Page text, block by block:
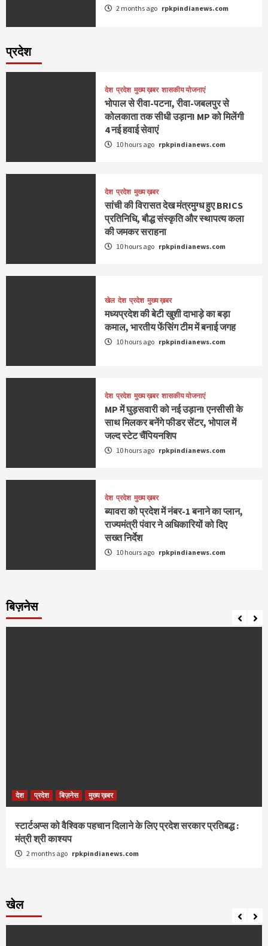
2 months ago rpkpindianews.com
प्रदेश
देश प्रदेश मुख्य ख़बर शासकीय योजनाएं
भोपाल से रीवा-पटना, रीवा-जबलपुर से
कोलकाता तक सीधी उड़ान! MP को मिलेंगी
4 नई हवाई सेवाएं
10 hours ago rpkpindianews.com
देश प्रदेश मुख्य ख़बर
सांची की विरासत देख मंत्रमुग्ध हुए BRICS
प्रतिनिधि, बौद्ध संस्कृति और स्थापत्य कला
की जमकर सराहना
10 hours ago rpkpindianews.com
खेल देश प्रदेश मुख्य ख़बर
मध्यप्रदेश की बेटी खुशी दाभाड़े का बड़ा
कमाल, भारतीय फेंसिंग टीम में बनाई जगह
10 hours ago rpkpindianews.com
देश प्रदेश मुख्य ख़बर शासकीय योजनाएं
MP में घुड़सवारी को नई उड़ान! एनसीसी के
साथ मिलकर बनेंगे फीडर सेंटर, भोपाल में
जल्द स्टेट चैंपियनशिप
10 hours ago rpkpindianews.com
देश प्रदेश मुख्य ख़बर
ब्यावरा को प्रदेश में नंबर-1 बनाने का प्लान,
राज्यमंत्री पंवार ने अधिकारियों को दिए
सख्त निर्देश
10 hours ago rpkpindianews.com
बिज़नेस
देश प्रदेश बिज़नेस मुख्य ख़बर
स्टार्टअप्स को वैश्विक पहचान दिलाने के लिए प्रदेश सरकार प्रतिबद्ध :
मंत्री श्री काश्यप
2 months ago rpkpindianews.com
खेल